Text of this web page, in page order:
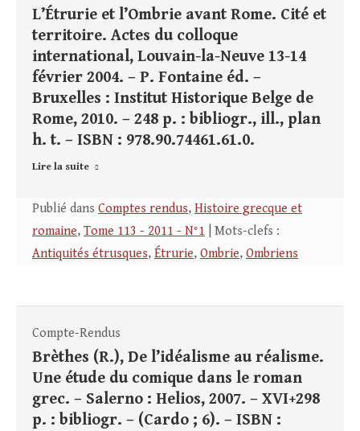
L’Étrurie et l’Ombrie avant Rome. Cité et
territoire. Actes du colloque
international, Louvain-la-Neuve 13-14
février 2004. – P. Fontaine éd. –
Bruxelles : Institut Historique Belge de
Rome, 2010. – 248 p. : bibliogr., ill., plan
h. t. – ISBN : 978.90.74461.61.0.
Lire la suite
Publié dans Comptes rendus, Histoire grecque et
romaine, Tome 113 - 2011 - N°1 | Mots-clefs :
Antiquités étrusques, Étrurie, Ombrie, Ombriens
Compte-Rendus
Brèthes (R.), De l’idéalisme au réalisme.
Une étude du comique dans le roman
grec. – Salerno : Helios, 2007. – XVI+298
p. : bibliogr. – (Cardo ; 6). – ISBN :